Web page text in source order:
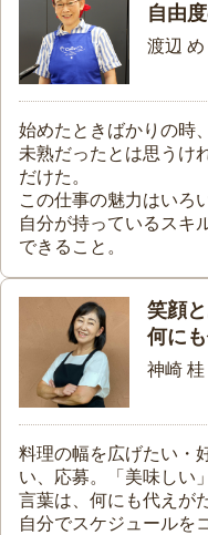
自由
渡辺
始めたときばかりの時
未熟だったとは思うけ
だけた。
この仕事の魅力はいろ
自分が持っているスキ
できること。
笑顔
何に
神崎 桂
料理の幅を広げたい・
い、応募。「美味しい
言葉は、何にも代えが
自分でスケジュールを